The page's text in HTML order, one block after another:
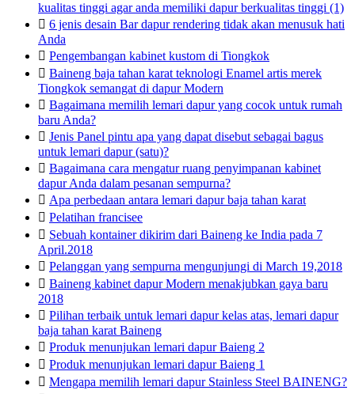
kualitas tinggi agar anda memiliki dapur berkualitas tinggi (1)
 6 jenis desain Bar dapur rendering tidak akan menusuk hati
Anda
 Pengembangan kabinet kustom di Tiongkok
 Baineng baja tahan karat teknologi Enamel artis merek
Tiongkok semangat di dapur Modern
 Bagaimana memilih lemari dapur yang cocok untuk rumah
baru Anda?
 Jenis Panel pintu apa yang dapat disebut sebagai bagus
untuk lemari dapur (satu)?
 Bagaimana cara mengatur ruang penyimpanan kabinet
dapur Anda dalam pesanan sempurna?
 Apa perbedaan antara lemari dapur baja tahan karat
 Pelatihan francisee
 Sebuah kontainer dikirim dari Baineng ke India pada 7
April.2018
 Pelanggan yang sempurna mengunjungi di March 19,2018
 Baineng kabinet dapur Modern menakjubkan gaya baru
2018
 Pilihan terbaik untuk lemari dapur kelas atas, lemari dapur
baja tahan karat Baineng
 Produk menunjukan lemari dapur Baieng 2
 Produk menunjukan lemari dapur Baieng 1
 Mengapa memilih lemari dapur Stainless Steel BAINENG?